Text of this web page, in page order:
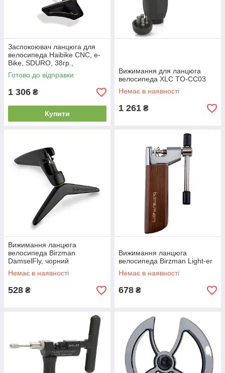
Заспокоювач ланцюга для
велосипеда Haibike CNC, e-
Bike, SDURO, 38гр.,
36Т-38Т-40Т
Готово до відправки
1 306 ₴
Купити
Вижимання для ланцюга
велосипеда XLC TO-CC03
Немає в наявності
1 261 ₴
Вижимання ланцюга
велосипеда Birzman
DamselFly, чорний
Немає в наявності
528 ₴
Вижимання ланцюга
велосипеда Birzman Light-er
Немає в наявності
678 ₴